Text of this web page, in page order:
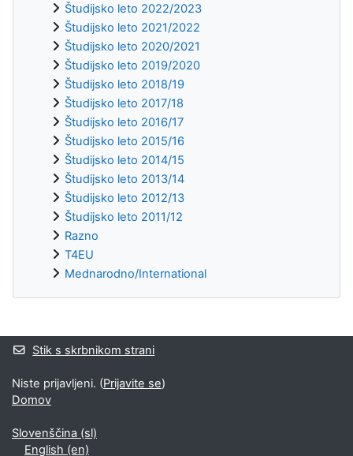
Študijsko leto 2022/2023
Študijsko leto 2021/2022
Študijsko leto 2020/2021
Študijsko leto 2019/2020
Študijsko leto 2018/19
Študijsko leto 2017/18
Študijsko leto 2016/17
Študijsko leto 2015/16
Študijsko leto 2014/15
Študijsko leto 2013/14
Študijsko leto 2012/13
Študijsko leto 2011/12
Razno
T4EU
Mednarodno/International
Supplementary blocks
Stik s skrbnikom strani
Niste prijavljeni. (Prijavite se)
Domov
Slovenščina ‎(sl)‎
English ‎(en)‎